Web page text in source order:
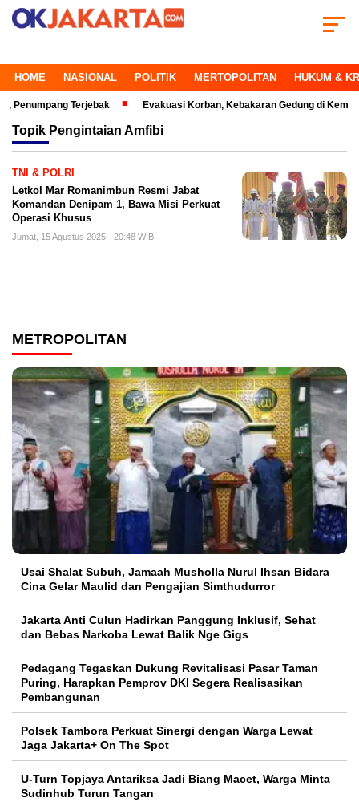
HOME NASIONAL POLITIK MERTOPOLITAN HUKUM &
Terjebak Evakuasi Korban, Kebakaran Gedung di Kemayoran
Topik Pengintaian Amfibi
TNI & POLRI
Letkol Mar Romanimbun Resmi Jabat
Komandan Denipam 1, Bawa Misi Perkuat
Operasi Khusus
Jumat, 15 Agustus 2025 - 20:48 WIB
METROPOLITAN
Usai Shalat Subuh, Jamaah Musholla Nurul Ihsan Bidara
Cina Gelar Maulid dan Pengajian Simthudurror
Jakarta Anti Culun Hadirkan Panggung Inklusif, Sehat
dan Bebas Narkoba Lewat Balik Nge Gigs
Pedagang Tegaskan Dukung Revitalisasi Pasar Taman
Puring, Harapkan Pemprov DKI Segera Realisasikan
Pembangunan
Polsek Tambora Perkuat Sinergi dengan Warga Lewat
Jaga Jakarta+ On The Spot
U-Turn Topjaya Antariksa Jadi Biang Macet, Warga Minta
Sudinhub Turun Tangan